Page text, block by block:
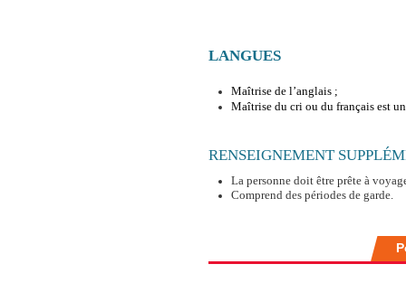
LANGUES
Maîtrise de l’anglais ;
Maîtrise du cri ou du français est
RENSEIGNEMENT
La personne doit être prête à
Comprend des périodes de garde.